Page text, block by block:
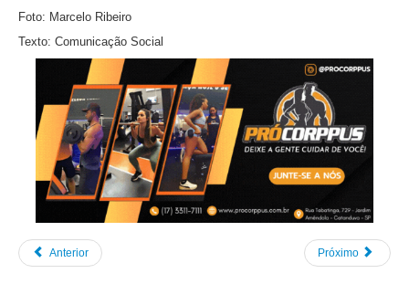
Foto: Marcelo Ribeiro
Texto: Comunicação Social
Anterior Próximo